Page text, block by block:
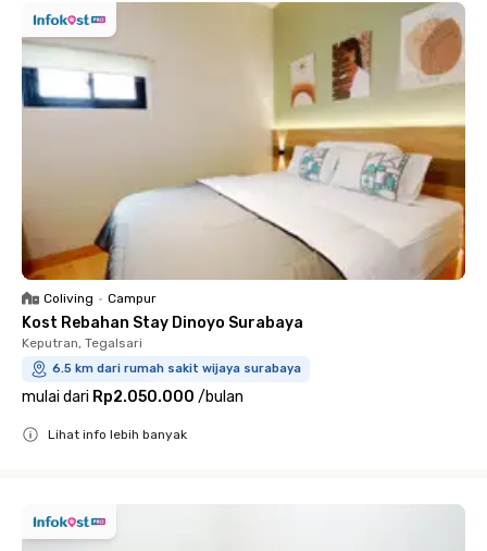
Coliving • Campur
Kost Rebahan Stay Dinoyo Surabaya
Keputran, Tegalsari
6.5 km dari rumah sakit wijaya surabaya
mulai dari Rp2.050.000 /bulan
Lihat info lebih banyak